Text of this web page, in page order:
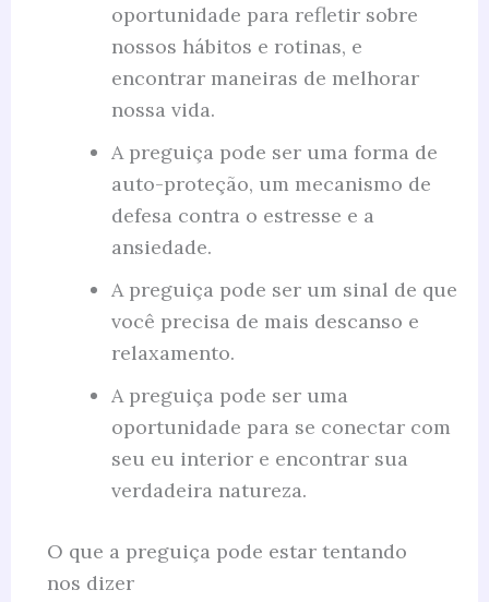
oportunidade para refletir sobre
nossos hábitos e rotinas, e
encontrar maneiras de melhorar
nossa vida.
A preguiça pode ser uma forma de
auto-proteção, um mecanismo de
defesa contra o estresse e a
ansiedade.
A preguiça pode ser um sinal de que
você precisa de mais descanso e
relaxamento.
A preguiça pode ser uma
oportunidade para se conectar com
seu eu interior e encontrar sua
verdadeira natureza.
O que a preguiça pode estar tentando
nos dizer